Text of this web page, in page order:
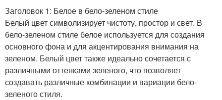
Заголовок 1: Белое в бело-зеленом стиле
Белый цвет символизирует чистоту, простор и свет. В
бело-зеленом стиле белое используется для создания
основного фона и для акцентирования внимания на
зеленом. Белый цвет также идеально сочетается с
различными оттенками зеленого, что позволяет
создавать различные комбинации и вариации бело-
зеленого стиля.